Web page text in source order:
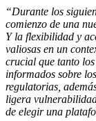
“Durante los
comienzo de una
Y la flexibilidad y
valiosas en un
crucial que tanto
informados sobre
regulatorias,
ligera
de elegir una